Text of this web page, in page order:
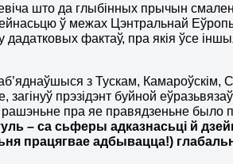
што да глыбінных прычын
ў межах Цэнтральнай
дадатковых фактаў, пра якія ўсе
з Тускам, Камароўскім,
прэзідэнт буйной
пра яе правядзеньне было
– са сьферы адказнасьці й
працягвае адбывацца!)